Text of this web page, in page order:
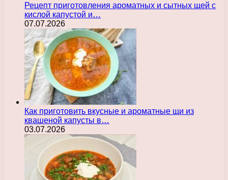
Рецепт приготовления ароматных и сытных щей с
кислой капустой и…
07.07.2026
Как приготовить вкусные и ароматные щи из
квашеной капусты в…
03.07.2026